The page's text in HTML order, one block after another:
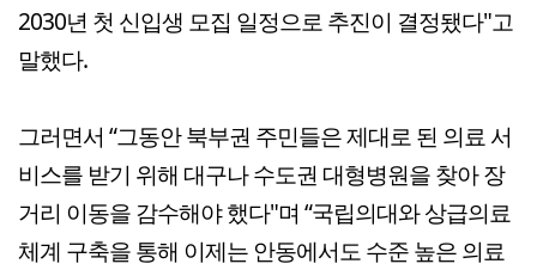
2030년 첫 신입생 모집 일정으로 추진이 결정됐다"고
말했다.
그러면서 “그동안 북부권 주민들은 제대로 된 의료 서
비스를 받기 위해 대구나 수도권 대형병원을 찾아 장
거리 이동을 감수해야 했다"며 “국립의대와 상급의료
체계 구축을 통해 이제는 안동에서도 수준 높은 의료